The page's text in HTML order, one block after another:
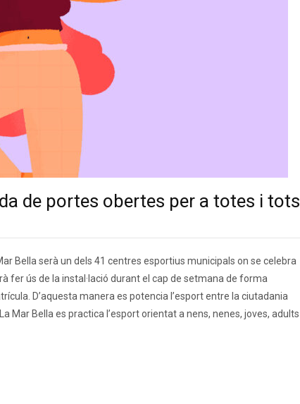
de portes obertes per a totes i tots
Bella serà un dels 41 centres esportius municipals on se celebra
fer ús de la instal·lació durant el cap de setmana de forma
D’aquesta manera es potencia l’esport entre la ciutadania
Mar Bella es practica l’esport orientat a nens, nenes, joves, adults